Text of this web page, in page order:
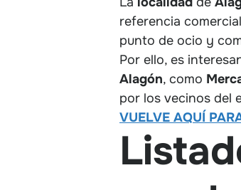
referencia
punto de ocio y
Por ello, es
Alagón, como
por los vecinos del
VUELVE AQUÍ